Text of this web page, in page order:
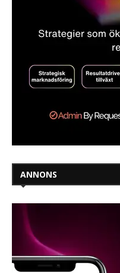
ANNONS